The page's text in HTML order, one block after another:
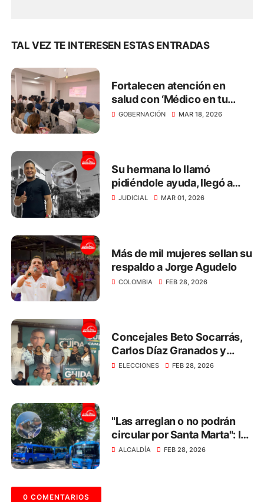
TAL VEZ TE INTERESEN ESTAS ENTRADAS
Fortalecen atención en
salud con ‘Médico en tu
Casa’ en el Magdalena
GOBERNACIÓN MAR 18, 2026
Su hermana lo llamó
pidiéndole ayuda, llegó a
defenderla y le incrustaron
JUDICIAL MAR 01, 2026
Más de mil mujeres sellan su
respaldo a Jorge Agudelo
COLOMBIA FEB 28, 2026
Concejales Beto Socarrás,
Carlos Díaz Granados y
Nelly Gómez respaldan a
ELECCIONES FEB 28, 2026
"Las arreglan o no podrán
circular por Santa Marta": la
advertencia a los dueños de
ALCALDÍA FEB 28, 2026
0 COMENTARIOS